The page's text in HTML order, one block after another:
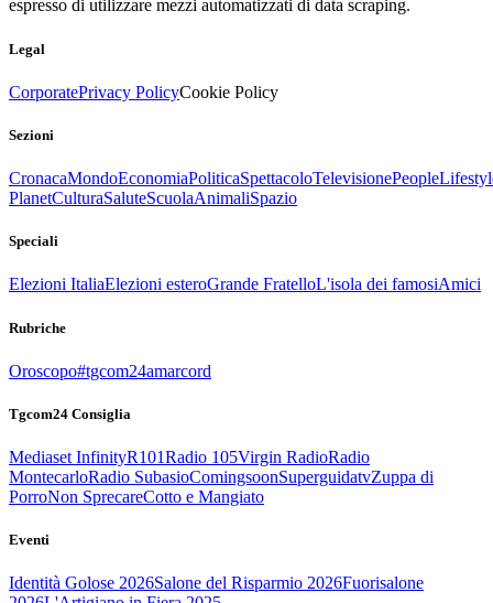
espresso di utilizzare mezzi automatizzati di data scraping.
Legal
CorporatePrivacy PolicyCookie Policy
Sezioni
CronacaMondoEconomiaPoliticaSpettacoloTelevisionePeople
PlanetCulturaSaluteScuolaAnimaliSpazio
Speciali
Elezioni ItaliaElezioni esteroGrande FratelloL'isola dei famosiAmici
Rubriche
Oroscopo#tgcom24amarcord
Tgcom24 Consiglia
Mediaset InfinityR101Radio 105Virgin RadioRadio
MontecarloRadio SubasioComingsoonSuperguidatvZuppa di
PorroNon SprecareCotto e Mangiato
Eventi
Identità Golose 2026Salone del Risparmio 2026Fuorisalone